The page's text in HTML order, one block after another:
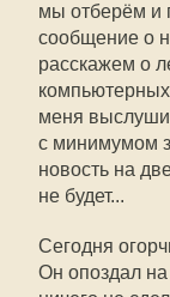
мы отберём и
сообщение о
расскажем о
меня
с минимумом
новость на
не будет...
Сегодня
Он опоздал на